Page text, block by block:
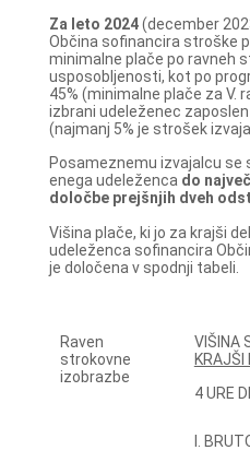
Za leto 2024(december
Občina sofinancira stroške
minimalne plače po ravneh
usposobljenosti, kot po
45% (minimalne plače za V.
izbrani udeleženec
(najmanj 5% je strošek
Posameznemu izvajalcu
enega udeleženca do
določbe prejšnjih dveh
Višina plače, ki jo za krajši
udeleženca sofinancira
je določena v spodnji tabeli.
Raven
strokovne
izobrazbe
VIŠINA
KRAJŠI
4 URE
I.